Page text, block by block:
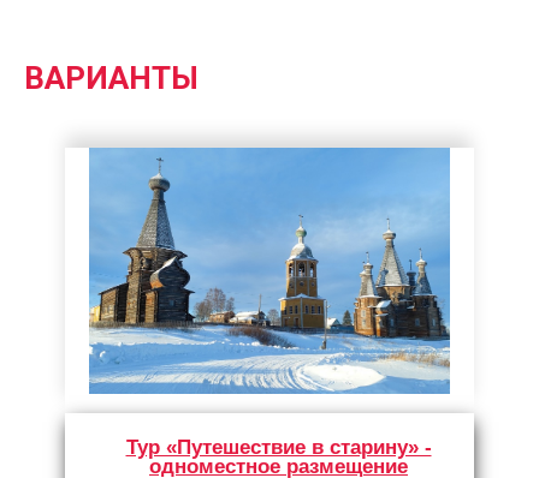
ВАРИАНТЫ
Тур «Путешествие в старину» -
одноместное размещение